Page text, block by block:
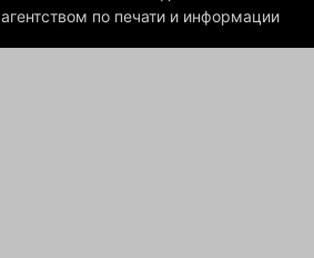
по печати и информации